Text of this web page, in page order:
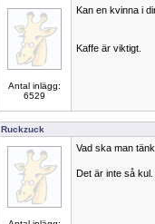
Antal inlägg:
6529
Kan en kvinna i
Kaffe är viktigt.
Ruckzuck
Vad ska man
Det är inte så kul.